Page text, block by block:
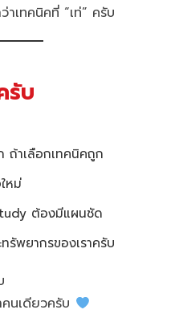
าเทคนิคที่ “เท่” ครับ
รับ
ถ้าเลือกเทคนิคถูก
หม่
ต้องมีแผนชัด
ทรัพยากรของเราครับ
นเดียวครับ